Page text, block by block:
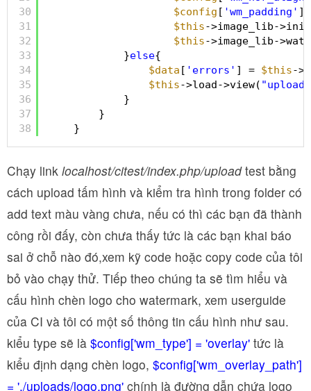
30
31
32
33
34
35
36
37
38
$config [ 'wm_padding' ]
$this->image_lib-
$this->image_lib-
}else{
$data [ 'errors' ] = $this-
$this->load->view(
}
}
}
Chạy link localhost/citest/index.php/uploadtest bằng
cách upload tấm hình và kiểm tra hình trong folder có
add text màu vàng chưa, nếu có thì các bạn đã thành
công rồi đấy, còn chưa thấy tức là các bạn khai báo
sai ở chỗ nào đó,xem kỹ code hoặc copy code của tôi
bỏ vào chạy thử. Tiếp theo chúng ta sẽ tìm hiểu và
cấu hình chèn logo cho watermark, xem userguide
của CI và tôi có một số thông tin cấu hình như sau.
kiểu type sẽ là $config['wm_type'] = 'overlay' tức là
kiểu định dạng chèn logo, $config['wm_overlay_path']
= './uploads/logo.png' chính là đường dẫn chứa logo